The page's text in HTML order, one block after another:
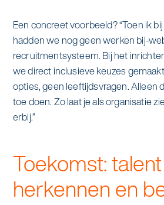
Een concreet voorbeeld? “Toen ik
hadden we nog geen werken bij-
recruitmentsysteem. Bij het
we direct inclusieve keuzes
opties, geen leeftijdsvragen. Alleen
toe doen. Zo laat je als organisatie
erbij.”
Toekomst: talent
herkennen en